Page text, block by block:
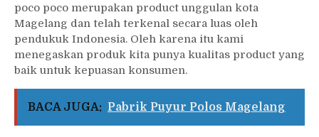
poco poco merupakan product unggulan kota
Magelang dan telah terkenal secara luas oleh
pendukuk Indonesia. Oleh karena itu kami
menegaskan produk kita punya kualitas product yang
baik untuk kepuasan konsumen.
BACA JUGA: Pabrik Puyur Polos Magelang